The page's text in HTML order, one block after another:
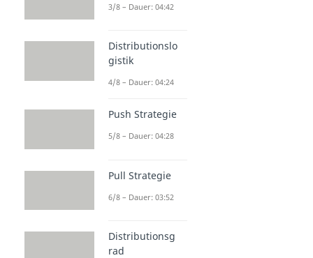
3/8 – Dauer: 04:42
Distributionslo
gistik
4/8 – Dauer: 04:24
Push Strategie
5/8 – Dauer: 04:28
Pull Strategie
6/8 – Dauer: 03:52
Distributionsg
rad